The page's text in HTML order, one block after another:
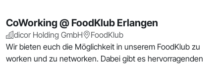
CoWorking @ FoodKlub Erlangen
dicor Holding GmbH
FoodKlub
Wir bieten euch die Möglichkeit in unserem FoodKlub zu
worken und zu networken. Dabei gibt es hervorragenden